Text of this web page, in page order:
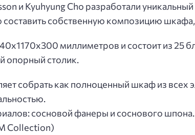
и Kyuhyung Cho разработали
собственную композицию
миллиметров и состоит из 25
опорный столик.
собрать как полноценный шкаф из всех
сосновой фанеры и соснового шпона.
Collection)